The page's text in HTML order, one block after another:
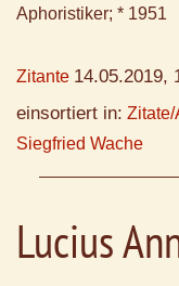
Aphoristiker; * 1951
Zitante 14.05.2019,
einsortiert in: Zitate/
Siegfried Wache
Lucius